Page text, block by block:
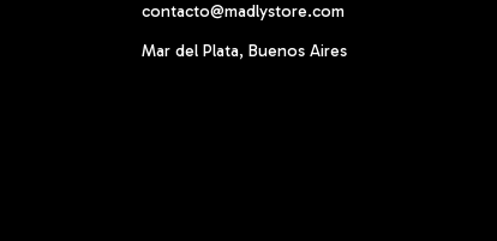
contacto@madlystore.com
Mar del Plata, Buenos Aires